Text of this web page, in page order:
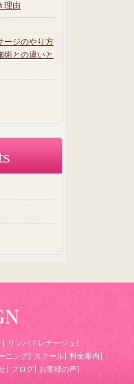
理由
ージのやり方
術との違いと
リンパドレナージュ
ニング スクール
料金案内
ブログ
お客様の声